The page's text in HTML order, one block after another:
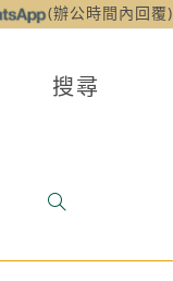
(辦公時間內回覆)
搜尋